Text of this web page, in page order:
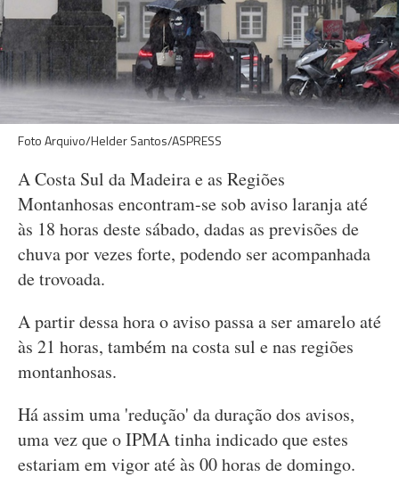
Foto Arquivo/Helder Santos/ASPRESS
A Costa Sul da Madeira e as Regiões
Montanhosas encontram-se sob aviso laranja até
às 18 horas deste sábado, dadas as previsões de
chuva por vezes forte, podendo ser acompanhada
de trovoada.
A partir dessa hora o aviso passa a ser amarelo até
às 21 horas, também na costa sul e nas regiões
montanhosas.
Há assim uma 'redução' da duração dos avisos,
uma vez que o IPMA tinha indicado que estes
estariam em vigor até às 00 horas de domingo.